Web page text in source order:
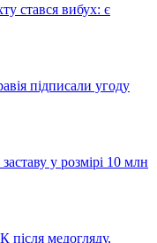
стався вибух: є
підписали угоду
у розмірі 10 млн
медогляду,